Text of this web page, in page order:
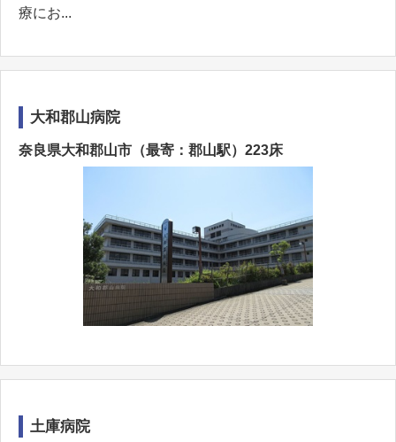
療にお...
大和郡山病院
奈良県大和郡山市（最寄：郡山駅）223床
土庫病院